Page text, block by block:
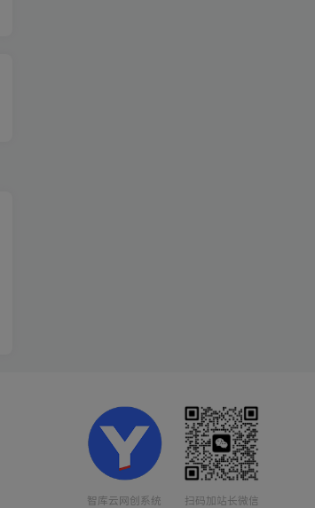
智库云网创系统 扫码加站长微信